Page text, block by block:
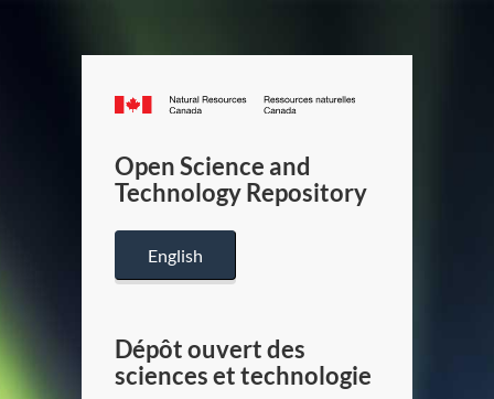
Canada.ca
/
Canada
Open Science and
Technology Repository
English
Dépôt ouvert des
sciences et technologie